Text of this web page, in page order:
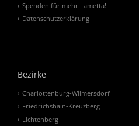
Spenden für mehr Lametta!
Datenschutzerklärung
Bezirke
Charlottenburg-Wilmersdorf
Friedrichshain-Kreuzberg
Lichtenberg